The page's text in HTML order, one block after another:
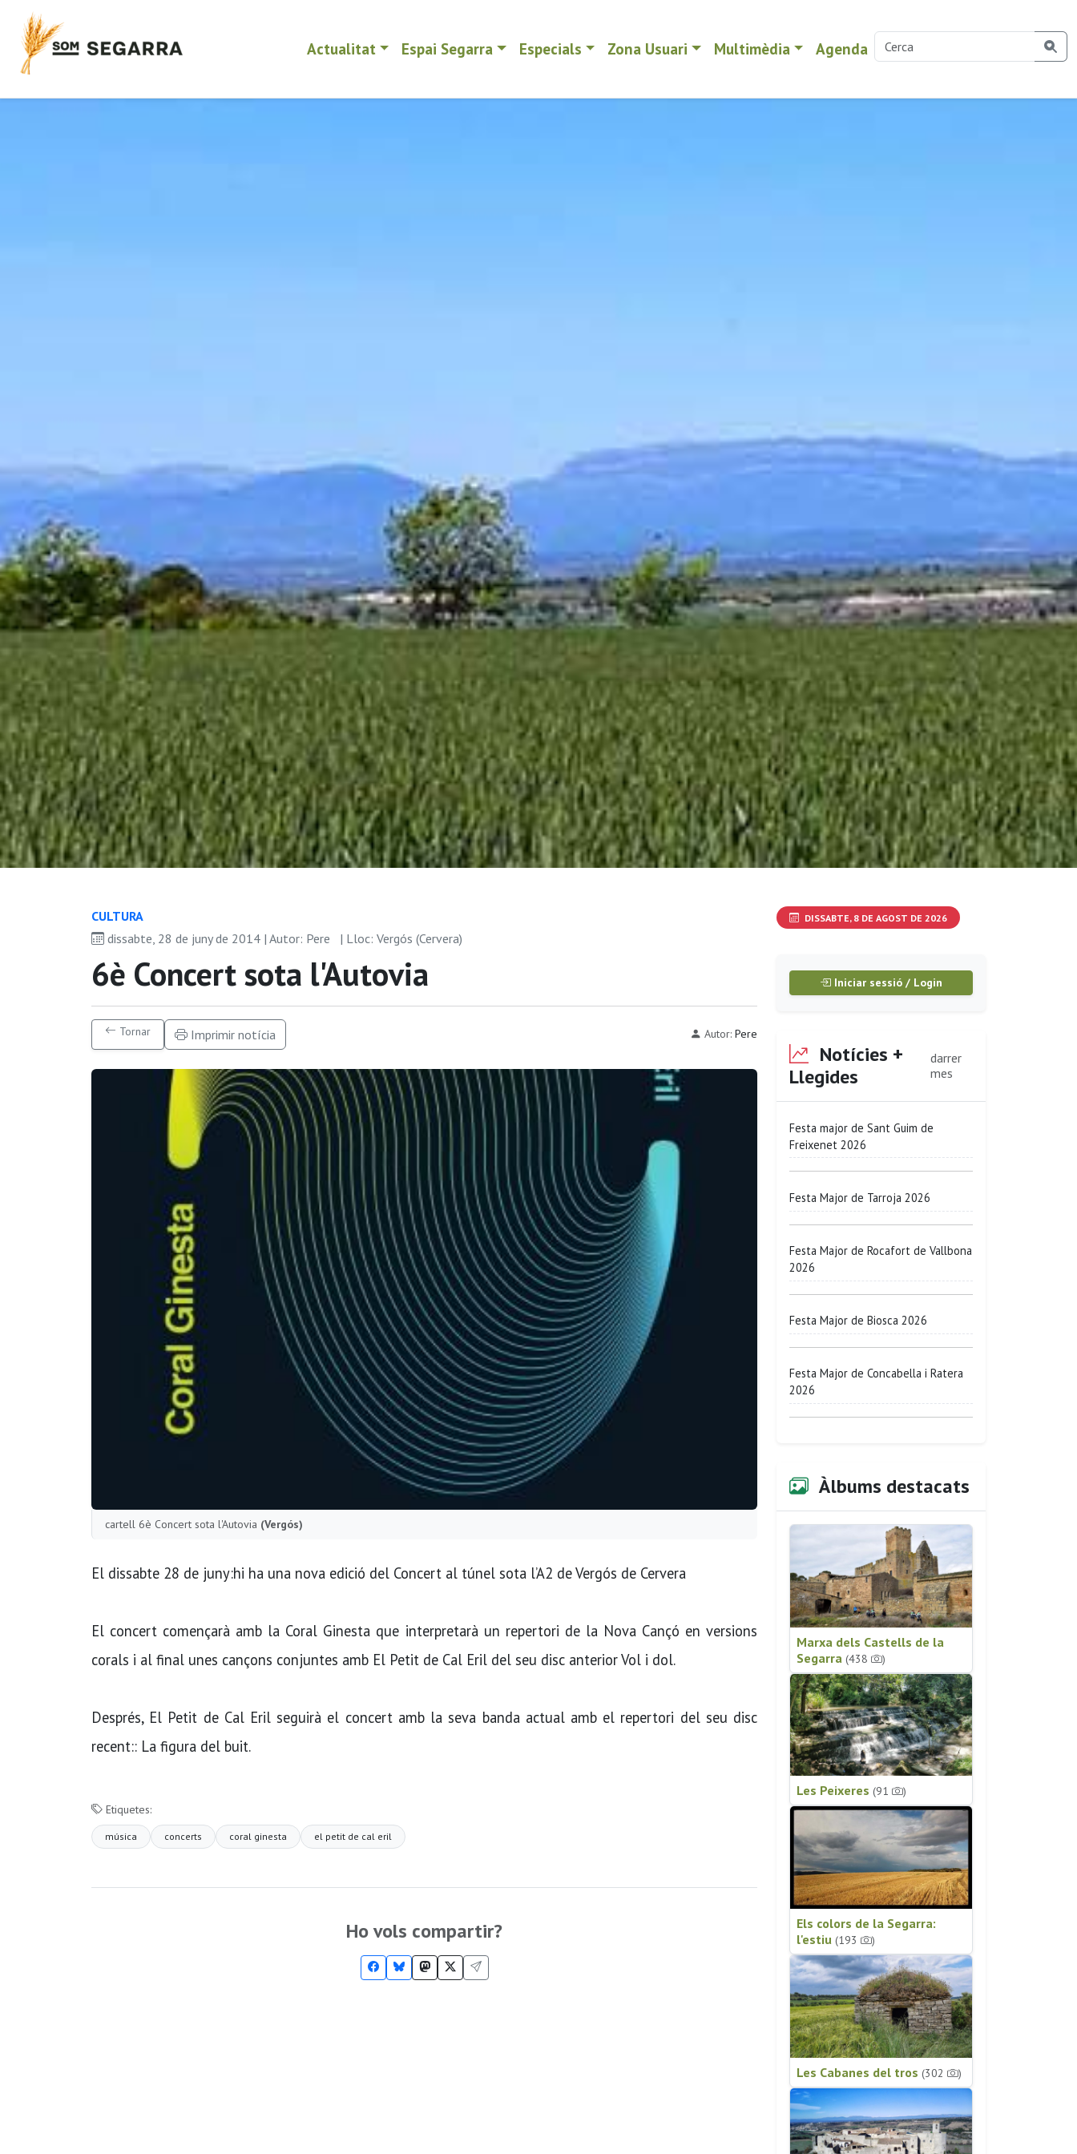
Actualitat Espai Segarra Especials Zona Usuari Multimèdia Agenda
CULTURA
dissabte, 28 de juny de 2014 | Autor: Pere
| Lloc: Vergós (Cervera)
6è Concert sota l'Autovia
Tornar Imprimir notícia Autor: Pere
cartell 6è Concert sota l'Autovia (Vergós)
El dissabte 28 de juny:hi ha una nova edició del Concert al túnel sota l’A2 de Vergós de Cervera
El concert començarà amb la Coral Ginesta que interpretarà un repertori de la Nova Cançó en versions
corals i al final unes cançons conjuntes amb El Petit de Cal Eril del seu disc anterior Vol i dol.
Després, El Petit de Cal Eril seguirà el concert amb la seva banda actual amb el repertori del seu disc
recent:: La figura del buit.
Etiquetes:
música concerts coral ginesta el petit de cal eril
Ho vols compartir?
DISSABTE, 8 DE AGOST DE 2026
Iniciar sessió / Login
Notícies +
Llegides
darrer
mes
Festa major de Sant Guim de
Freixenet 2026
Festa Major de Tarroja 2026
Festa Major de Rocafort de Vallbona
2026
Festa Major de Biosca 2026
Festa Major de Concabella i Ratera
2026
Àlbums destacats
Marxa dels Castells de la
Segarra (438 )
Les Peixeres (91 )
Els colors de la Segarra:
l'estiu (193 )
Les Cabanes del tros (302 )